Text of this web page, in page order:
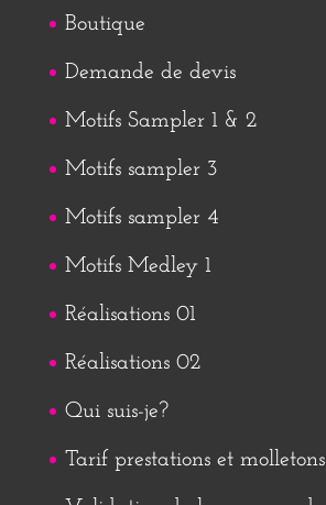
Boutique
Demande de devis
Motifs Sampler 1 & 2
Motifs sampler 3
Motifs sampler 4
Motifs Medley 1
Réalisations 01
Réalisations 02
Qui suis-je?
Tarif prestations et molletons